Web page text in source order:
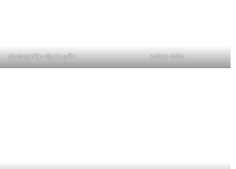
phương tiện vận chuyển xưởng nhôm